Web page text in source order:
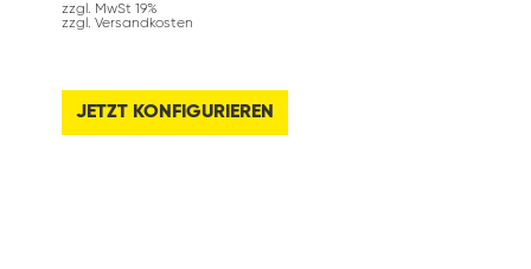
zzgl. MwSt 19%
zzgl. Versandkosten
JETZT KONFIGURIEREN